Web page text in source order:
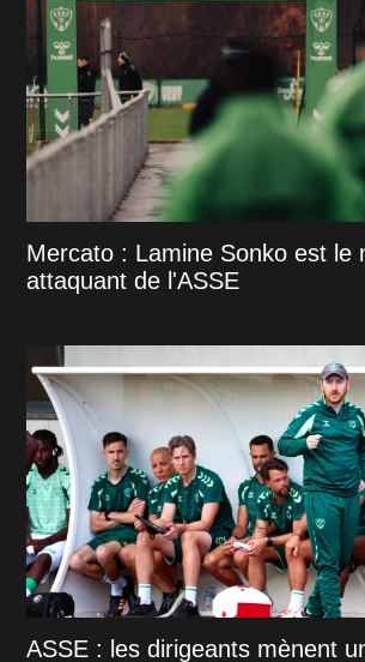
Mercato : Lamine Sonko est le
attaquant de l'ASSE
ASSE : les dirigeants mènent